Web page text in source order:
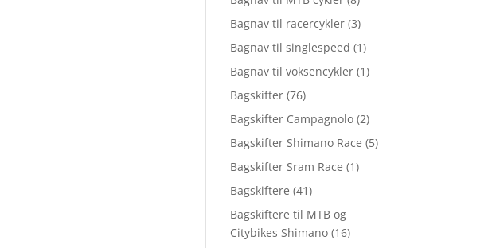
Bagnav til racercykler (3)
Bagnav til singlespeed (1)
Bagnav til voksencykler (1)
Bagskifter (76)
Bagskifter Campagnolo (2)
Bagskifter Shimano Race (5)
Bagskifter Sram Race (1)
Bagskiftere (41)
Bagskiftere til MTB og
Citybikes Shimano (16)